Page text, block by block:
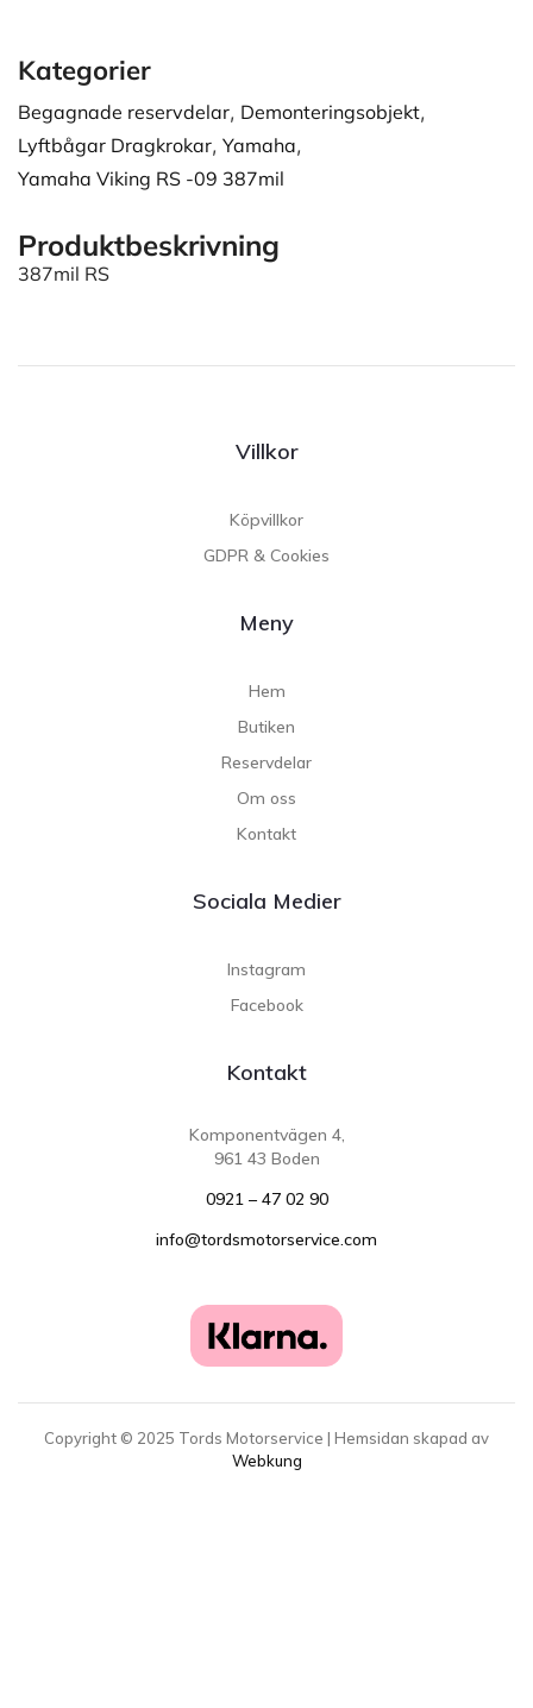
Kategorier
Begagnade reservdelar, Demonteringsobjekt,
Lyftbågar Dragkrokar, Yamaha,
Yamaha Viking RS -09 387mil
Produktbeskrivning
387mil RS
Villkor
Köpvillkor
GDPR & Cookies
Meny
Hem
Butiken
Reservdelar
Om oss
Kontakt
Sociala Medier
Instagram
Facebook
Kontakt
Komponentvägen 4,
961 43 Boden
0921 – 47 02 90
info@tordsmotorservice.com
Copyright © 2025 Tords Motorservice | Hemsidan skapad av
Webkung